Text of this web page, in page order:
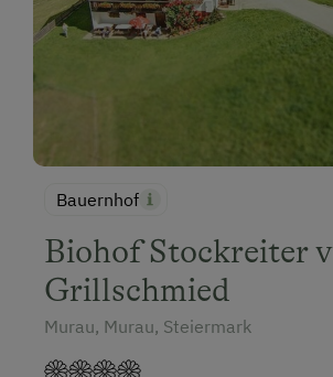
Bauernhof
Biohof Stockreiter
Grillschmied
Murau, Murau, Steiermark